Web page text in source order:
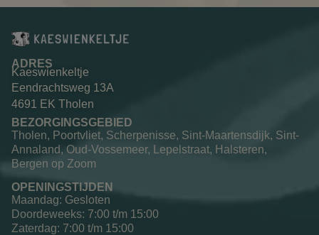
ADRES
Kaeswienkeltje
Eendrachtsweg 13A
4691 EK Tholen
BEZORGINGSGEBIED
Tholen, Poortvliet, Scherpenisse, Sint-Maartensdijk, Sint-
Annaland, Oud-Vossemeer, Lepelstraat, Halsteren,
Bergen op Zoom
OPENINGSTIJDEN
Maandag: Gesloten
Doordeweeks: 7:00 t/m 15:00
Zaterdag: 7:00 t/m 15:00